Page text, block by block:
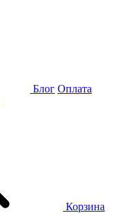
Блог Оплата
Корзина